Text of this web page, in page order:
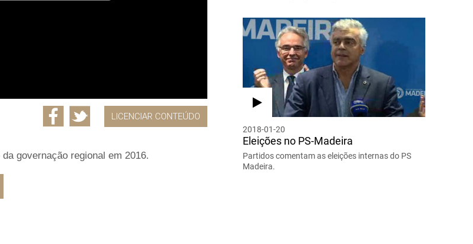
LICENCIAR CONTEÚDO
governação regional em 2016.
2018-01-20
Eleições no PS-Madeira
Partidos comentam as eleições internas do PS
Madeira.